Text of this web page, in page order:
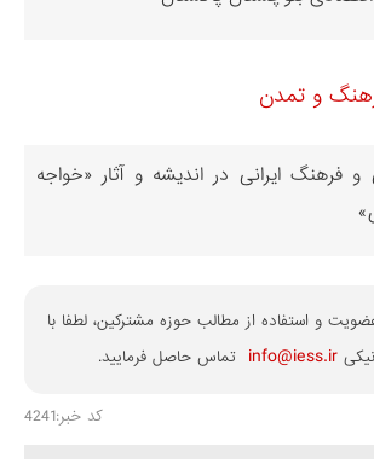
و تمدن
و فرهنگ ایرانی در اندیشه و آثار «خواجه
و استفاده از مطالب حوزه مشترکین، لطفا با
info@iess.ir تماس حاصل فرمایید.
کد خبر:4241